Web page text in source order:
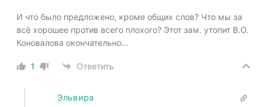
И что было предложено, кроме общих слов? Что мы за
всё хорошее против всего плохого? Этот зам. утопит В.О.
Коновалова окончательно…
1 Ответить
Эльвира